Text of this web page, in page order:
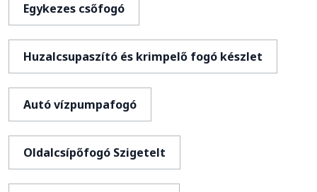
Egykezes csőfogó
Huzalcsupaszító és krimpelő fogó készlet
Autó vízpumpafogó
Oldalcsípőfogó Szigetelt